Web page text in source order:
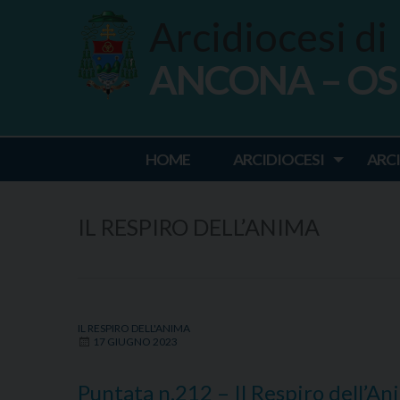
Ancona
ANCONA –
HOME ARCIDIOCESI
IL RESPIRO DELL'ANIMA
17 GIUGNO 2023
Puntata n.212 – Il Respiro